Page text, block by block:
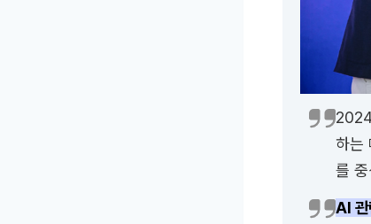
하는
를
AI 관